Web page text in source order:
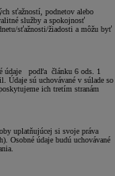
sťažností, podnetov alebo
služby a spokojnosť
sťažnosti/žiadosti a môžu byť
údaje podľa článku 6 ods. 1
Údaje sú uchovávané v súlade so
ich tretím stranám
uplatňujúcej si svoje práva
Osobné údaje budú uchovávané